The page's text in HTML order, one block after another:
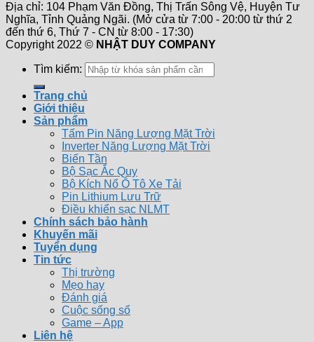
Địa chỉ: 104 Phạm Văn Đồng, Thị Trấn Sông Vệ, Huyện Tư
Nghĩa, Tỉnh Quảng Ngãi. (Mở cửa từ 7:00 - 20:00 từ thứ 2
đến thứ 6, Thứ 7 - CN từ 8:00 - 17:30)
Copyright 2022 © NHẬT DUY COMPANY
Tìm kiếm:
Trang chủ
Giới thiệu
Sản phẩm
Tấm Pin Năng Lượng Mặt Trời
Inverter Năng Lượng Mặt Trời
Biến Tần
Bộ Sạc Ắc Quy
Bộ Kích Nổ Ô Tô Xe Tải
Pin Lithium Lưu Trữ
Điều khiển sạc NLMT
Chính sách bảo hành
Khuyến mãi
Tuyển dụng
Tin tức
Thị trường
Mẹo hay
Đánh giá
Cuộc sống số
Game – App
Liên hệ